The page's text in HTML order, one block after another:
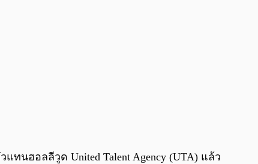
0:00/ 0:00
ทนฮอลลีวูด United Talent Agency (UTA) แล้ว